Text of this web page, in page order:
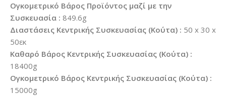
Ογκομετρικό Βάρος Προϊόντος μαζί με την
Συσκευασία : 849.6g
Διαστάσεις Κεντρικής Συσκευασίας (Κούτα) : 50 x 30 x
50εκ
Καθαρό Βάρος Κεντρικής Συσκευασίας (Κούτα) :
18400g
Ογκομετρικό Βάρος Κεντρικής Συσκευασίας (Κούτα) :
15000g